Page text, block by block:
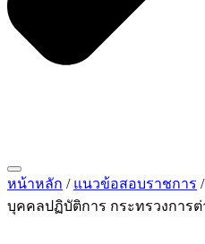
หน้าหลัก / แนวข้อสอบราชการ
บุคคลปฏิบัติการ กระทรวงการต่